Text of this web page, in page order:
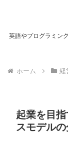
英語やプログラミン
ホーム 経
起業を目
スモデル